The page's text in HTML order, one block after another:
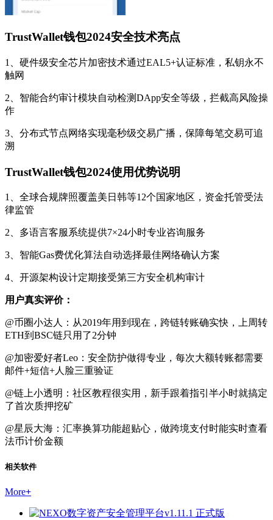
TrustWallet钱包2024安全技术亮点
1、硬件级安全芯片加密技术通过EAL5+认证标准，私钥永不
触网
2、智能合约审计模块自动检测DApp安全等级，拦截高风险操
作
3、分布式节点网络实现毫秒级交易广播，保障每笔交易可追
溯
TrustWallet钱包2024使用优势说明
1、全球合规牌照覆盖美日韩等12个国家地区，资金托管受法
律监管
2、多语言客服系统提供7×24小时专业咨询服务
3、智能Gas费优化算法自动选择最佳网络确认方案
4、开源架构设计定期接受第三方安全机构审计
用户真实评价：
@币圈小达人：从2019年用到现在，跨链转账确实快，上周转
ETH到BSC链只用了2分钟
@加密爱好者Leo：安全防护做得专业，每次大额转账都需要
邮件+短信+人脸三重验证
@链上小透明：社区教程很实用，新手跟着指引半小时就搞定
了首次质押挖矿
@星辰大海：汇率换算功能超贴心，做跨境支付时能实时查看
法币计价金额
相关软件
More+